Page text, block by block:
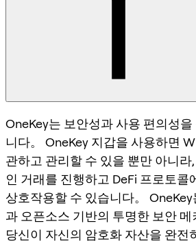
OneKey는 보안성과 사용 편의성
니다。 OneKey 지갑을 사용하면
관하고 관리할 수 있을 뿐만 아니
인 거래를 진행하고 DeFi 프로토콜
상호작용할 수 있습니다。
과 오픈소스 기반의 투명한 보안
당신이 자신의 암호화 자산을 완전